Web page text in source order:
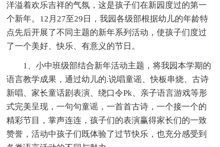
洋溢着欢乐吉祥的气氛，这是孩子们在新园度过的第一
个新年。12月27至29日，我园各级部根据幼儿的年龄特
点先后开展了不同主题的新年系列活动，使孩子们度过
了一个美好、快乐、有意义的节日。
1、小中班级部结合新年活动主题，将我园本学期的
语言教学成果，通过幼儿的.说唱童谣、快板串烧、古诗
新唱、家长童话剧表演、绕口令Pk、亲子语言游戏等形
式完美呈现，一句句童谣，一首首古诗，一个接一个的
精彩节目，掌声连连，孩子们的表演赢得家长们的一致
赞誉，活动中孩子们既体验了过节快乐，也充分感受到